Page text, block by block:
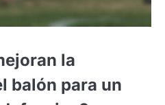
la
balón para un